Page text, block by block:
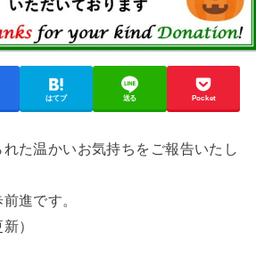
はてブ 送る Pocket
た温かいお気持ちをご報告いたし
進です。
）